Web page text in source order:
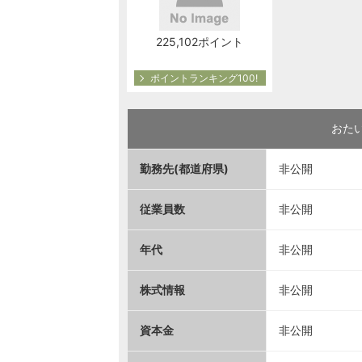
225,102ポイント
ポイントランキング100!
おた
勤務先(都道府県) 非公開
従業員数 非公開
年代 非公開
株式情報 非公開
資本金 非公開